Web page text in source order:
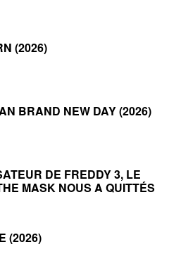
(2026)
BRAND NEW DAY (2026)
DE FREDDY 3, LE
MASK NOUS A QUITTÉS
(2026)